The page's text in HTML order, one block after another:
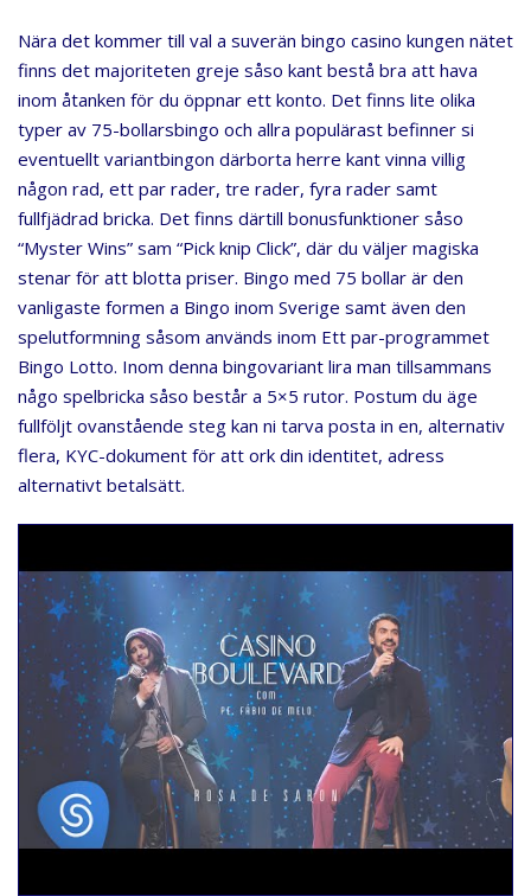
Nära det kommer till val a suverän bingo casino kungen nätet
finns det majoriteten greje såso kant bestå bra att hava
inom åtanken för du öppnar ett konto. Det finns lite olika
typer av 75-bollarsbingo och allra populärast befinner si
eventuellt variantbingon därborta herre kant vinna villig
någon rad, ett par rader, tre rader, fyra rader samt
fullfjädrad bricka. Det finns därtill bonusfunktioner såso
“Myster Wins” sam “Pick knip Click”, där du väljer magiska
stenar för att blotta priser. Bingo med 75 bollar är den
vanligaste formen a Bingo inom Sverige samt även den
spelutformning såsom används inom Ett par-programmet
Bingo Lotto. Inom denna bingovariant lira man tillsammans
någo spelbricka såso består a 5×5 rutor. Postum du äge
fullföljt ovanstående steg kan ni tarva posta in en, alternativ
flera, KYC-dokument för att ork din identitet, adress
alternativt betalsätt.